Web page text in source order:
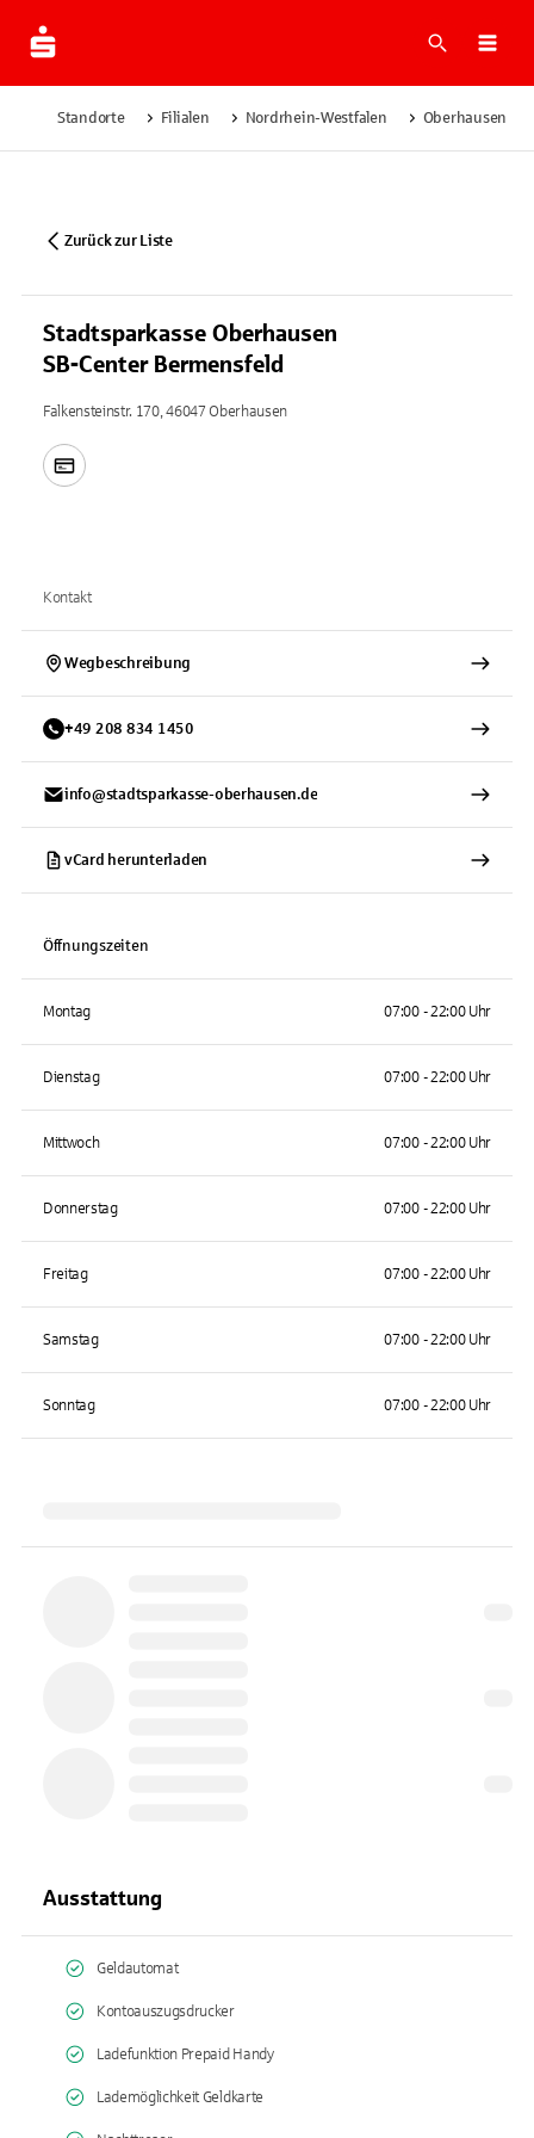
Suche
Standorte Filialen Nordrhein-Westfalen Oberhausen
Zurück zur Liste
Stadtsparkasse Oberhausen
SB-Center Bermensfeld
Falkensteinstr. 170, 46047 Oberhausen
Kontakt
Wegbeschreibung
+49 208 834 1450
info@stadtsparkasse-oberhausen.de
vCard herunterladen
Öffnungszeiten
Montag 07:00 - 22:00 Uhr
Dienstag 07:00 - 22:00 Uhr
Mittwoch 07:00 - 22:00 Uhr
Donnerstag 07:00 - 22:00 Uhr
Freitag 07:00 - 22:00 Uhr
Samstag 07:00 - 22:00 Uhr
Sonntag 07:00 - 22:00 Uhr
Ausstattung
Geldautomat
Kontoauszugsdrucker
Ladefunktion Prepaid Handy
Lademöglichkeit Geldkarte